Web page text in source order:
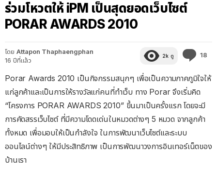
ร่วมโหวตให้ iPM เป็นสุดยอดเว็บไซต์
PORAR AWARDS 2010
โดย Attapon Thaphaengphan
16 ปีที่แล้ว
2k ดู 18
Porar Awards 2010 เป็นกิจกรรมสนุกๆ เพื่อเป็นความภาคภูมิใจให้
แก่ลูกค้าและเป็นการให้รางวัลแก่คนที่ทำเว็บ ทาง Porar จึงเริ่มคิด
“โครงการ PORAR AWARDS 2010” ขึ้นมาเป็นครั้งแรก โดยจะมี
การคัดสรรเว็บไซต์ ที่มีความโดดเด่นในหมวดต่างๆ 5 หมวด จากลูกค้า
ทั้งหมด เพื่อมอบให้เป็นกำลังใจ ในการพัฒนาเว็บไซต์และระบบ
ออนไลน์ต่างๆ ให้มีประสิทธิภาพ เป็นการพัฒนาวงการอินเทอร์เน็ตของ
บ้านเรา